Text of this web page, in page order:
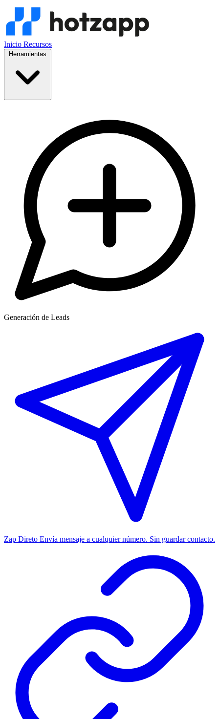
Inicio Recursos
Generación de Leads
Zap Direto Envía mensaje a cualquier número. Sin guardar contacto.